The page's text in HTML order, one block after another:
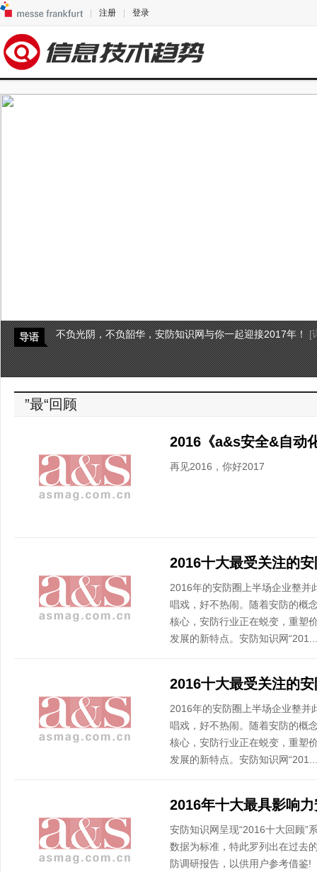
注册 登录
导语 不负光阴，不负韶华，安防知识网与你一起迎接2017年！[
”最“回顾
再见2016，你好2017
2016十大最受关注的
2016年的安防圈上半场企业整并
唱戏，好不热闹。随着安防的概
核心，安防行业正在蜕变，重塑
发展的新特点。安防知识网“201...
2016十大最受关注的
2016年的安防圈上半场企业整并
唱戏，好不热闹。随着安防的概
核心，安防行业正在蜕变，重塑
发展的新特点。安防知识网“201...
2016年十大最具影响
安防知识网呈现“2016十大回顾”
数据为标准，特此罗列出在过去
防调研报告，以供用户参考借鉴!